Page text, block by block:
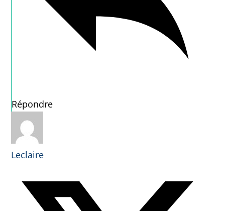
Répondre
Leclaire